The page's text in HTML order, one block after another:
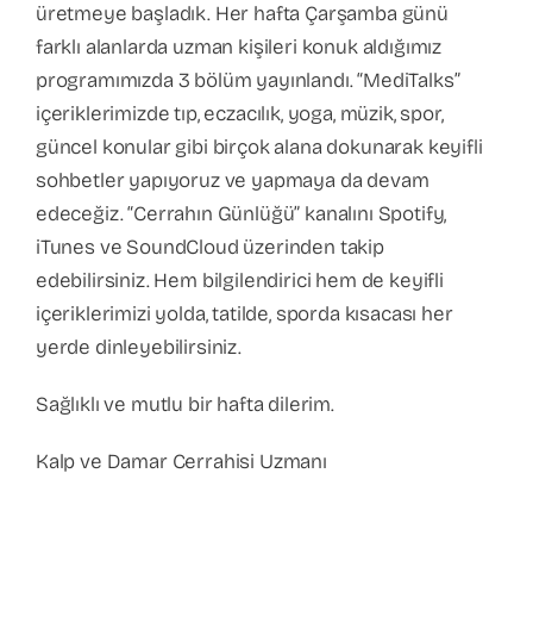
üretmeye başladık. Her hafta Çarşamba günü
farklı alanlarda uzman kişileri konuk aldığımız
programımızda 3 bölüm yayınlandı. “MediTalks”
içeriklerimizde tıp, eczacılık, yoga, müzik, spor,
güncel konular gibi birçok alana dokunarak keyifli
sohbetler yapıyoruz ve yapmaya da devam
edeceğiz. “Cerrahın Günlüğü” kanalını Spotify,
iTunes ve SoundCloud üzerinden takip
edebilirsiniz. Hem bilgilendirici hem de keyifli
içeriklerimizi yolda, tatilde, sporda kısacası her
yerde dinleyebilirsiniz.
Sağlıklı ve mutlu bir hafta dilerim.
Kalp ve Damar Cerrahisi Uzmanı